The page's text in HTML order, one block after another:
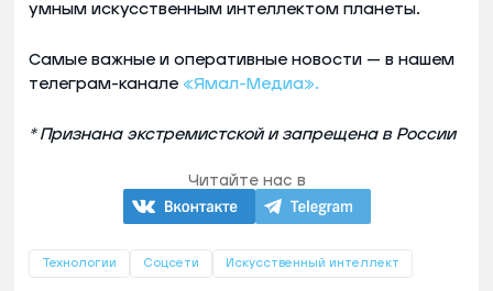
умным искусственным интеллектом планеты.
Самые важные и оперативные новости — в нашем
телеграм-канале «Ямал-Медиа».
* Признана экстремистской и запрещена в России
Читайте нас в
Технологии Соцсети Искусственный интеллект